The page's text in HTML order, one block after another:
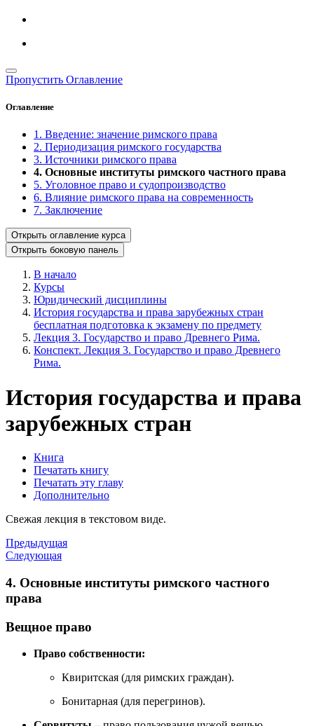
Пропустить Оглавление
Оглавление
1. Введение: значение римского права
2. Периодизация римского государства
3. Источники римского права
4. Основные институты римского частного права
5. Уголовное право и судопроизводство
6. Влияние римского права на современность
7. Заключение
Открыть оглавление курса
Открыть боковую панель
В начало
Курсы
Юридический дисциплины
История государства и права зарубежных стран
бесплатная подготовка к экзамену по предмету
Лекция 3. Государство и право Древнего Рима.
Конспект. Лекция 3. Государство и право Древнего
Рима.
История государства и права
зарубежных стран
Книга
Печатать книгу
Печатать эту главу
Дополнительно
Свежая лекция в текстовом виде.
Предыдущая
Следующая
4. Основные институты римского частного
права
Вещное право
Право собственности:
Квиритская (для римских граждан).
Бонитарная (для перегринов).